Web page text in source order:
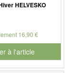
HELVESKO
16,90 €
à l'article